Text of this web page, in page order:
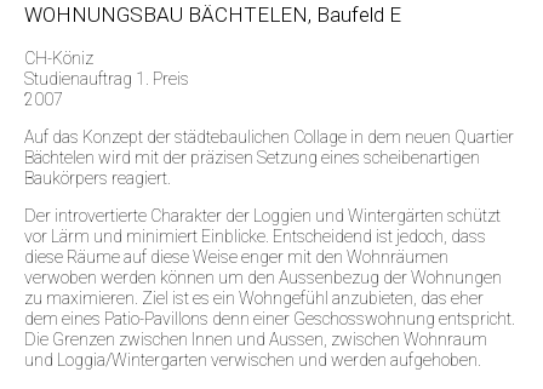
WOHNUNGSBAU BÄCHTELEN, Baufeld E
CH-Köniz
Studienauftrag 1. Preis
2007
Auf das Konzept der städtebaulichen Collage in dem neuen Quartier
Bächtelen wird mit der präzisen Setzung eines scheibenartigen
Baukörpers reagiert.
Der introvertierte Charakter der Loggien und Wintergärten schützt
vor Lärm und minimiert Einblicke. Entscheidend ist jedoch, dass
diese Räume auf diese Weise enger mit den Wohnräumen
verwoben werden können um den Aussenbezug der Wohnungen
zu maximieren. Ziel ist es ein Wohngefühl anzubieten, das eher
dem eines Patio-Pavillons denn einer Geschosswohnung entspricht.
Die Grenzen zwischen Innen und Aussen, zwischen Wohnraum
und Loggia/Wintergarten verwischen und werden aufgehoben.